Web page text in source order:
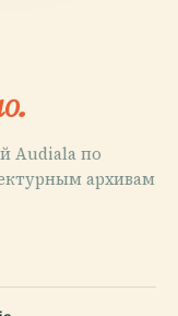
Audiala по
архивам